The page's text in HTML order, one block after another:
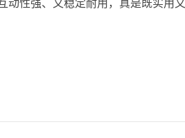
动性强、又稳定耐用，真是既实用